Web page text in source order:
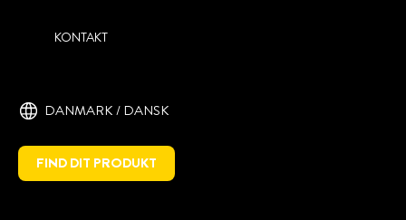
KONTAKT
DANMARK / DANSK
FIND DIT PRODUKT